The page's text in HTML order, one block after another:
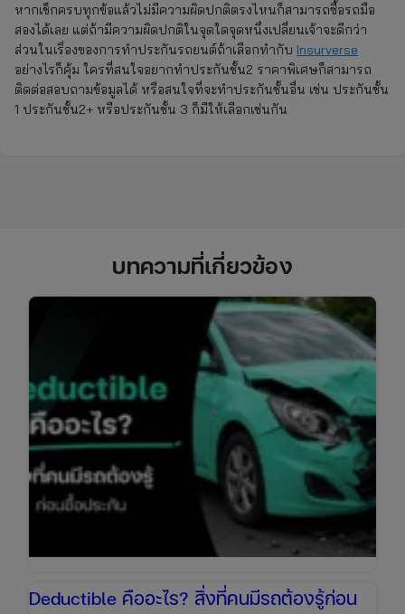
หากเช็กครบทุกข้อแล้วไม่มีความผิดปกติตรงไหนก็สามารถซื้อรถมือ
สองได้เลย แต่ถ้ามีความผิดปกติในจุดใดจุดหนึ่งเปลี่ยนเจ้าจะดีกว่า
ส่วนในเรื่องของการทำประกันรถยนต์ถ้าเลือกทำกับ Insurverse
อย่างไรก็คุ้ม ใครที่สนใจอยากทำประกันชั้น2 ราคาพิเศษก็สามารถ
ติดต่อสอบถามข้อมูลได้ หรือสนใจที่จะทำประกันชั้นอื่น เช่น ประกันชั้น
1 ประกันชั้น2+ หรือประกันชั้น 3 ก็มีให้เลือกเช่นกัน
บทความที่เกี่ยวข้อง
Deductible คืออะไร? สิ่งที่คนมีรถต้องรู้ก่อน